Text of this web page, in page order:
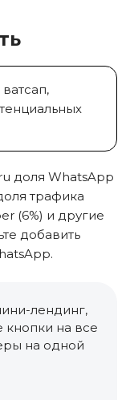
доля WhatsApp
трафика
(6%) и другие
добавить
лендинг,
кнопки на все
на одной